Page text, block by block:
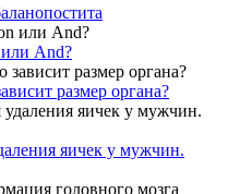
And?
размер органа?
яичек у мужчин.